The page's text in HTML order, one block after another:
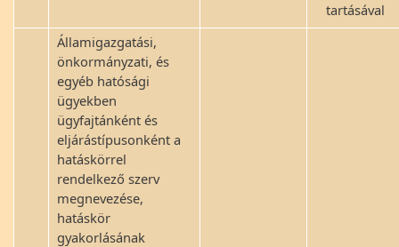
tartásával
Államigazgatási,
önkormányzati, és
egyéb hatósági
ügyekben
ügyfajtánként és
eljárástípusonként a
hatáskörrel
rendelkező szerv
megnevezése,
hatáskör
gyakorlásának